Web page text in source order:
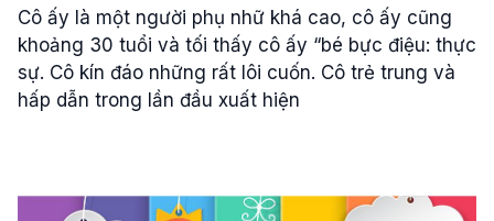
Cô ấy là một người phụ nhữ khá cao, cô ấy cũng
khoảng 30 tuổi và tối thấy cô ấy “bé bực điệu: thực
sự. Cô kín đáo những rất lôi cuốn. Cô trẻ trung và
hấp dẫn trong lần đầu xuất hiện